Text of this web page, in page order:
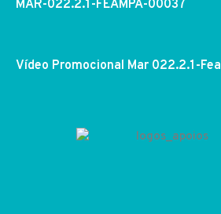
MAR-022.2.1-FEAMPA-00037
Vídeo Promocional Mar 022.2.1-